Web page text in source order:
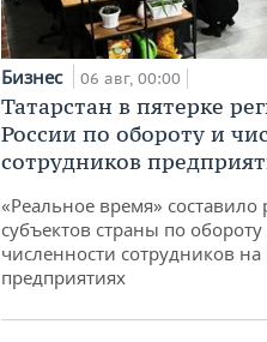
Бизнес 06 авг, 00:00
Татарстан в пятерке
России по обороту и
сотрудников
«Реальное время» составило
субъектов страны по
численности сотрудников
предприятиях